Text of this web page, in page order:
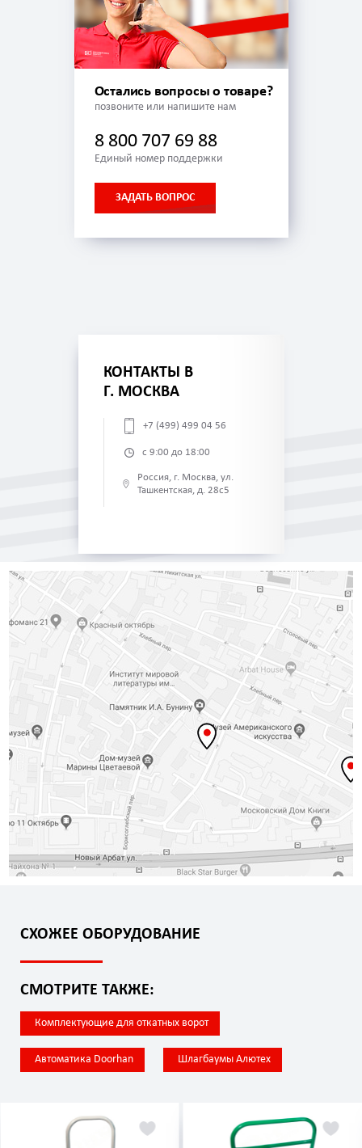
Остались вопросы о товаре?
позвоните или напишите нам
8 800 707 69 88
Единый номер поддержки
ЗАДАТЬ ВОПРОС
КОНТАКТЫ В
Г. МОСКВА
+7 (499) 499 04 56
с 9:00 до 18:00
Россия, г. Москва, ул.
Ташкентская, д. 28с5
СХОЖЕЕ ОБОРУДОВАНИЕ
СМОТРИТЕ ТАКЖЕ:
Комплектующие для откатных ворот
Автоматика Doorhan Шлагбаумы Алютех